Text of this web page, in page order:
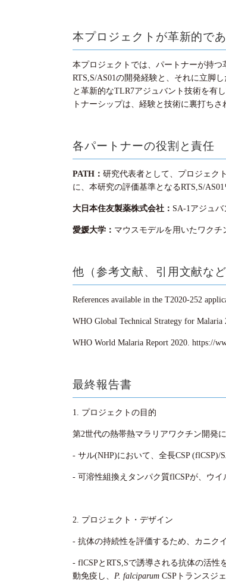
本プロジェクトが革新的で
本プロジェクトでは、パートナーが持
RTS,S/AS01の開発経験と、それに立脚
と革新的なTLR7アジュバント技術を有
トナーシップは、経験と技術に裏打ち
各パートナーの役割と責任
PATH： 研究代表者として、プロジェク
に、本研究の評価基準となるRTS,S/
大日本住友製薬株式会社： SA-1アジュ
愛媛大学： マウスモデルを用いたワクチ
他（参考文献、引用文献など
References available in the T2020-252
WHO Global Technical Strategy for Malaria
WHO World Malaria Report 2020. https://
最終報告書
1. プロジェクトの目的
第2世代の熱帯熱マラリアワクチン開発
- サル(NHP)において、全長CSP (flCSP)/
- 可溶性組換えタンパク質flCSPが、ウ
2. プロジェクト・デザイン
- 抗体の持続性を評価するため、カニク
- flCSPとRTS,Sで誘導される抗体の活
動免疫し、 P. falciparum CSPトランスジ